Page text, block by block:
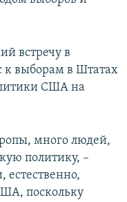
встречу в
к выборам в Штатах
США на
много людей,
политику, –
естественно,
поскольку